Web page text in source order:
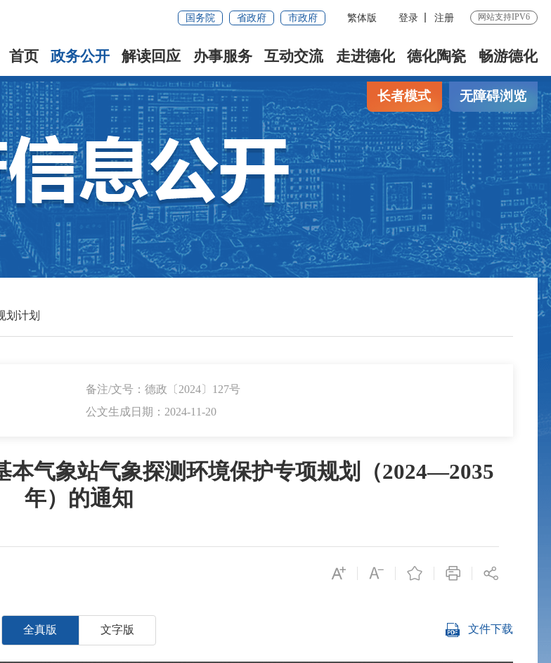
国务院 省政府 市政府 繁体版 登录 注册 网站支持IPV6
首页 政务公开 解读回应 办事服务 互动交流 走进德化 德化陶瓷 畅游德化
长者模式 无障碍浏览
划计划
备注/文号：德政〔2024〕127号
公文生成日期：2024-11-20
气象站气象探测环境保护专项规划（2024—2035
年）的通知
全真版 文字版 文件下载